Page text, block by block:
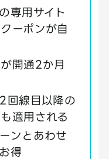
専用サイト
ーポンが自
開通2か月
回線目以降の
適用される
ンとあわせ
得